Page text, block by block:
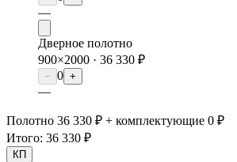
—
Дверное полотно
900×2000 · 36 330 ₽
− 0 +
—
Полотно 36 330 ₽ + комплектующие 0 ₽
Итого: 36 330 ₽
КП